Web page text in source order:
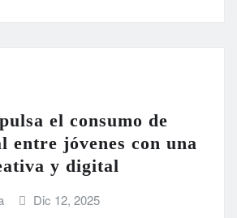
el consumo de
entre jóvenes con una
y digital
Dic 12, 2025